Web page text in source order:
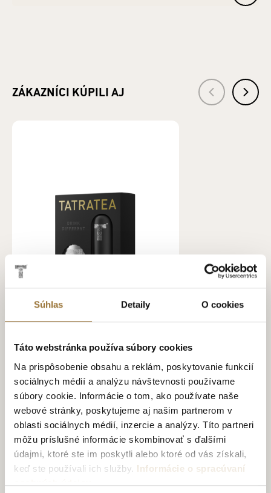
Súhlas Detaily O cookies
Táto webstránka používa súbory cookies
Na prispôsobenie obsahu a reklám, poskytovanie funkcií
sociálnych médií a analýzu návštevnosti používame
súbory cookie. Informácie o tom, ako používate naše
webové stránky, poskytujeme aj našim partnerom v
oblasti sociálnych médií, inzercie a analýzy. Títo partneri
môžu príslušné informácie skombinovať s ďalšími
údajmi, ktoré ste im poskytli alebo ktoré od vás získali,
keď ste používali ich služby. Informácie o spracúvaní
osobných údajov
ZÁKAZNÍCI KÚPILI AJ
DARČEKOVÉ BALENIE TATRATEA 52 %
ORIGINÁL 350ML S PLOSKAČKOU
15.09€
TATRATEA TOUR